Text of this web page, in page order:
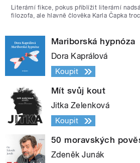
Literární fikce, pokus přiblížit literární
filozofa, ale hlavně člověka Karla Čapka
Mariborská hypnóza
Dora Kaprálová
Koupit
Mít svůj kout
Jitka Zelenková
Koupit
50 moravských
Zdeněk Junák